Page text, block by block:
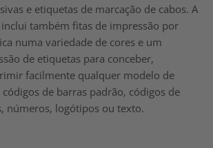
e etiquetas de marcação de cabos. A
também fitas de impressão por
numa variedade de cores e um
de etiquetas para conceber,
facilmente qualquer modelo de
de barras padrão, códigos de
números, logótipos ou texto.